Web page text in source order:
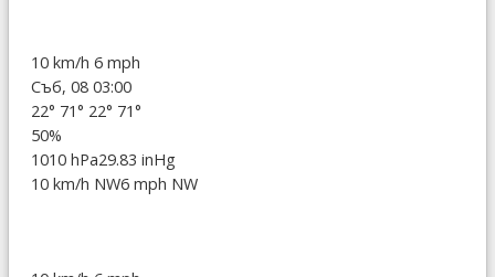
10 km/h 6 mph
Съб, 08 03:00
22° 71° 22° 71°
50%
1010 hPa29.83 inHg
10 km/h NW6 mph NW